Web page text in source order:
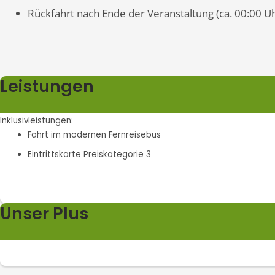
Rückfahrt nach Ende der Veranstaltung (ca. 00:00
Leistungen
Inklusivleistungen:
Fahrt im modernen Fernreisebus
Eintrittskarte Preiskategorie 3
Unser Plus